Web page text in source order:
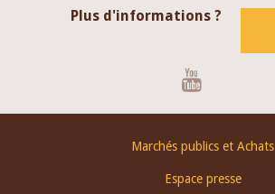
Plus d'informations ?
Marchés publics et Achats
Espace presse